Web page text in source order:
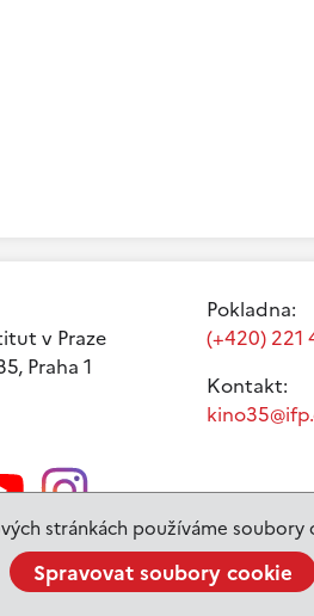
stránkách používáme
Spravovat soubory cookie
v Praze
Praha 1
Pokladna:
(+420) 221
Kontakt:
de Prague |www.ifp.cz